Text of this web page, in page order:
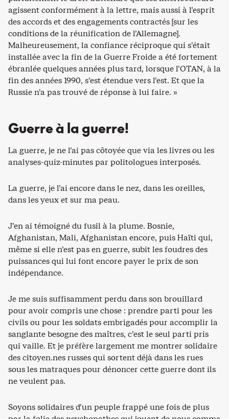
agissent conformément à la lettre, mais aussi à l’esprit
des accords et des engagements contractés [sur les
conditions de la réunification de l’Allemagne].
Malheureusement, la confiance réciproque qui s’était
installée avec la fin de la Guerre Froide a été fortement
ébranlée quelques années plus tard, lorsque l’OTAN, à la
fin des années 1990, s’est étendue vers l’est. Et que la
Russie n’a pas trouvé de réponse à lui faire. »
Guerre à la guerre!
La guerre, je ne l’ai pas côtoyée que via les livres ou les
analyses-quiz-minutes par politologues interposés.
La guerre, je l’ai encore dans le nez, dans les oreilles,
dans les yeux et sur ma peau.
J’en ai témoigné du fusil à la plume. Bosnie,
Afghanistan, Mali, Afghanistan encore, puis Haïti qui,
même si elle n’est pas en guerre, subit les foudres des
puissances qui lui font encore payer le prix de son
indépendance.
Je me suis suffisamment perdu dans son brouillard
pour avoir compris une chose : prendre parti pour les
civils ou pour les soldats embrigadés pour accomplir la
sanglante besogne des maîtres, c’est le seul parti pris
qui vaille. Et je préfère largement me montrer solidaire
des citoyen.nes russes qui sortent déjà dans les rues
sous les matraques pour dénoncer cette guerre dont ils
ne veulent pas.
Soyons solidaires d’un peuple frappé une fois de plus